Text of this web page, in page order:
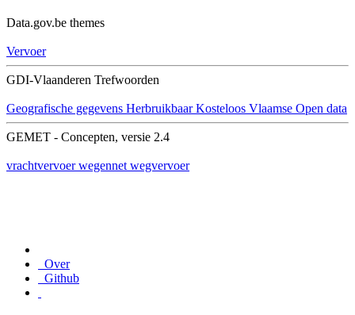
Data.gov.be themes
Vervoer
GDI-Vlaanderen Trefwoorden
Geografische gegevens Herbruikbaar Kosteloos Vlaamse Open data
GEMET - Concepten, versie 2.4
vrachtvervoer wegennet wegvervoer
Over
Github